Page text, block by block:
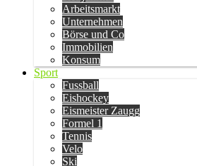
Arbeitsmarkt
Unternehmen
Börse und Co
Immobilien
Konsum
Sport
Fussball
Eishockey
Eismeister Zaugg
Formel 1
Tennis
Velo
Ski